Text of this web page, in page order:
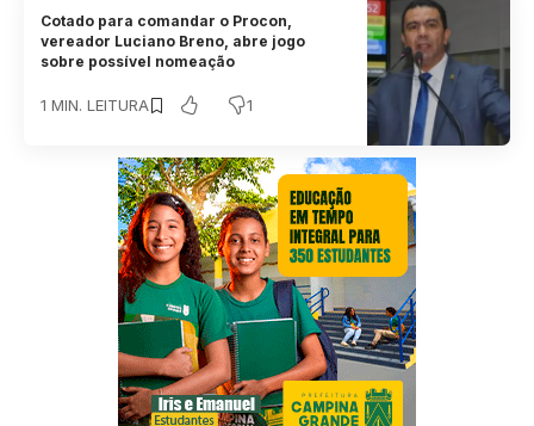
Cotado para comandar o Procon,
vereador Luciano Breno, abre jogo
sobre possível nomeação
1 MIN. LEITURA 1